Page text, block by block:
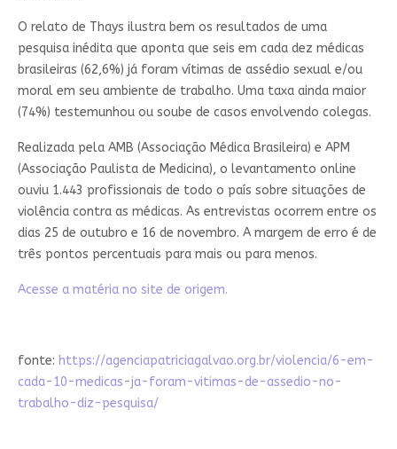
O relato de Thays ilustra bem os resultados de uma
pesquisa inédita que aponta que seis em cada dez médicas
brasileiras (62,6%) já foram vítimas de assédio sexual e/ou
moral em seu ambiente de trabalho. Uma taxa ainda maior
(74%) testemunhou ou soube de casos envolvendo colegas.
Realizada pela AMB (Associação Médica Brasileira) e APM
(Associação Paulista de Medicina), o levantamento online
ouviu 1.443 profissionais de todo o país sobre situações de
violência contra as médicas. As entrevistas ocorrem entre os
dias 25 de outubro e 16 de novembro. A margem de erro é de
três pontos percentuais para mais ou para menos.
Acesse a matéria no site de origem.
fonte: https://agenciapatriciagalvao.org.br/violencia/6-em-
cada-10-medicas-ja-foram-vitimas-de-assedio-no-
trabalho-diz-pesquisa/